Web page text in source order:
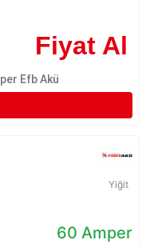
Fiyat Al
Efb Akü
Yiğit
60 Amper